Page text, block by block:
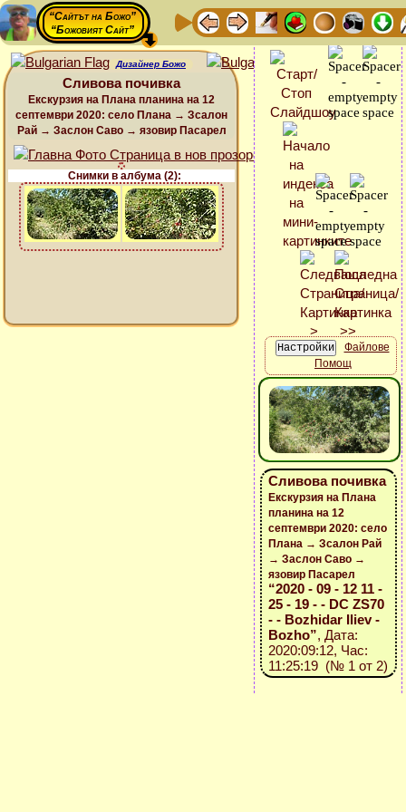
“Сайтът на Божо”
“Божовият Сайт”
Дизайнер Божо
Сливова почивка
Екскурзия на Плана планина на 12
септември 2020: село Плана → Зсалон
Рай → Заслон Саво → язовир Пасарел
Снимки в албума (2):
Файлове
Помощ
Сливова почивка
Екскурзия на Плана
планина на 12
септември 2020: село
Плана → Зсалон Рай
→ Заслон Саво →
язовир Пасарел
“2020 - 09 - 12 11 -
25 - 19 - - DC ZS70
- - Bozhidar Iliev -
Bozho”, Дата:
2020:09:12, Час:
11:25:19 (№ 1 от 2)